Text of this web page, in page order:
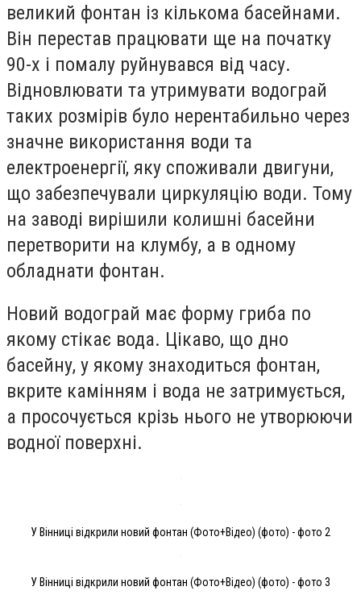
великий фонтан із кількома басейнами.
Він перестав працювати ще на початку
90-х і помалу руйнувався від часу.
Відновлювати та утримувати водограй
таких розмірів було нерентабильно через
значне використання води та
електроенергії, яку споживали двигуни,
що забезпечували циркуляцію води. Тому
на заводі вирішили колишні басейни
перетворити на клумбу, а в одному
обладнати фонтан.
Новий водограй має форму гриба по
якому стікає вода. Цікаво, що дно
басейну, у якому знаходиться фонтан,
вкрите камінням і вода не затримується,
а просочується крізь нього не утворюючи
водної поверхні.
У Вінниці відкрили новий фонтан (Фото+Відео) (фото) - фото 2
У Вінниці відкрили новий фонтан (Фото+Відео) (фото) - фото 3